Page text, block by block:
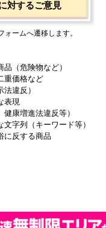
対するご意見
ォームへ遷移します。
品（危険物など）
重価格など
法違反）
表現
健康増進法違反等）
文字列（キーワード等）
に反する商品